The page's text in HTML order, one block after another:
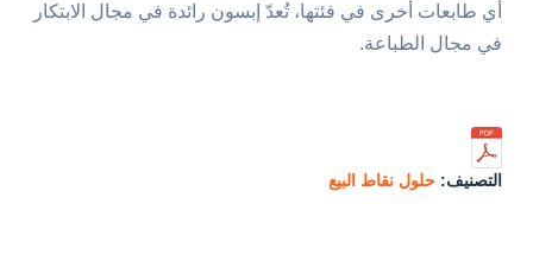
أي طابعات أخرى في فئتها، تُعدّ إبسون رائدة في مجال الابتكار
في مجال الطباعة.
التصنيف:حلول نقاط البيع